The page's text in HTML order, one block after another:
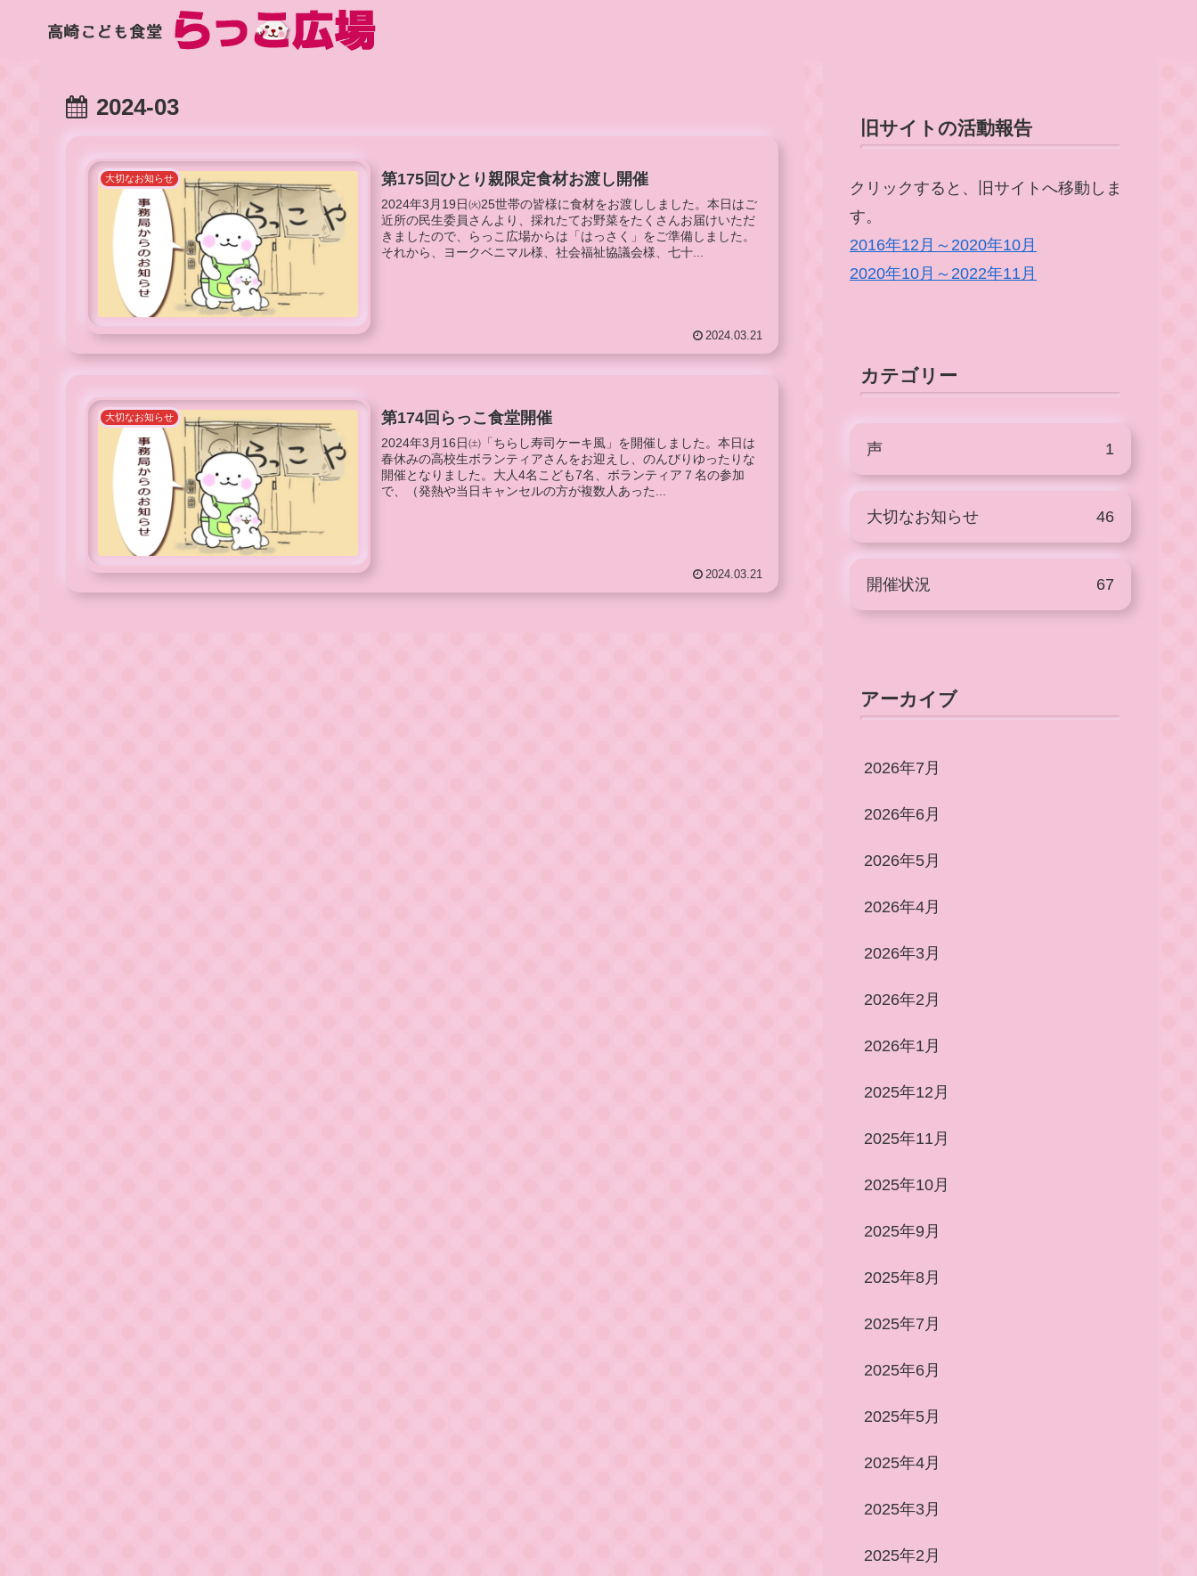
2024-03
大切なお知らせ 第175回ひとり親限定食材お渡し開催
2024年3月19日㈫25世帯の皆様に食材をお渡ししました。本日はご
近所の民生委員さんより、採れたてお野菜をたくさんお届けいただ
きましたので、らっこ広場からは「はっさく」をご準備しました。
それから、ヨークベニマル様、社会福祉協議会様、七十...
2024.03.21
大切なお知らせ 第174回らっこ食堂開催
2024年3月16日㈯「ちらし寿司ケーキ風」を開催しました。本日は
春休みの高校生ボランティアさんをお迎えし、のんびりゆったりな
開催となりました。大人4名こども7名、ボランティア７名の参加
で、（発熱や当日キャンセルの方が複数人あった...
2024.03.21
旧サイトの活動報告
クリックすると、旧サイトへ移動しま
す。
2016年12月～2020年10月
2020年10月～2022年11月
カテゴリー
声 1
大切なお知らせ 46
開催状況 67
アーカイブ
2026年7月
2026年6月
2026年5月
2026年4月
2026年3月
2026年2月
2026年1月
2025年12月
2025年11月
2025年10月
2025年9月
2025年8月
2025年7月
2025年6月
2025年5月
2025年4月
2025年3月
2025年2月